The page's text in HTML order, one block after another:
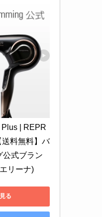
| REPR
料無料】バ
公式ブラン
リーナ)
る